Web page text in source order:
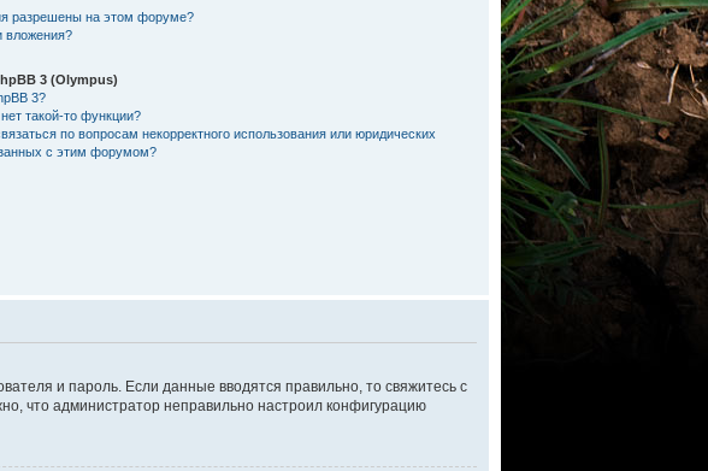
разрешены на этом форуме?
вложения?
3 (Olympus)
3?
такой-то функции?
по вопросам некорректного использования или юридических
с этим форумом?
и пароль. Если данные вводятся правильно, то свяжитесь с
что администратор неправильно настроил конфигурацию